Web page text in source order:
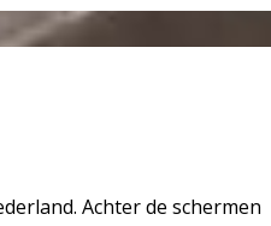
Achter de schermen